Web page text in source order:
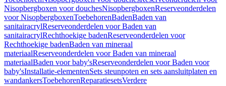
Nisopbergboxen voor douchesNisopbergboxenReserveonderdelen
voor NisopbergboxenToebehorenBadenBaden van
sanitairacrylReserveonderdelen voor Baden van
sanitairacrylRechthoekige badenReserveonderdelen voor
Rechthoekige badenBaden van mineraal
materiaalReserveonderdelen voor Baden van mineraal
materiaalBaden voor baby'sReserveonderdelen voor Baden voor
baby'sInstallatie-elementenSets steunpoten en sets aansluitplaten en
wandankersToebehorenReparatiesetsVerdere